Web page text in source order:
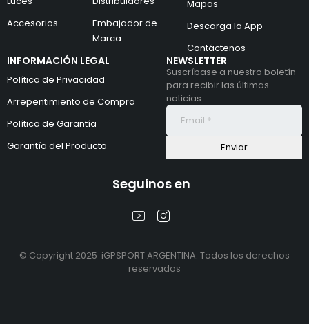
Accesorios
Embajador de
Marca
Mapas
Descarga la App
Contáctenos
INFORMACIÓN LEGAL
Política de Privacidad
Arrepentimiento de Compra
Política de Garantía
Garantía del Producto
NEWSLETTER
Suscríbase a nuestro boletín
para recibir las últimas
noticias
Seguinos en
© Copyright 2025 iGPSPORT ARGENTINA. Todos los derechos
reservados